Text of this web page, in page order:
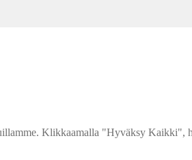
Klikkaamalla "Hyväksy Kaikki",